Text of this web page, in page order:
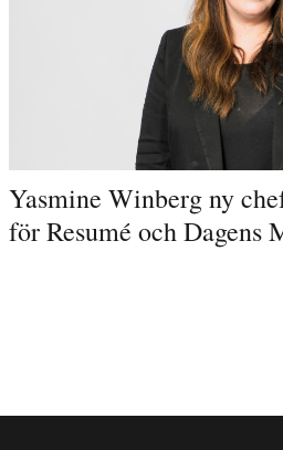
Yasmine Winberg ny
för Resumé och Dagens